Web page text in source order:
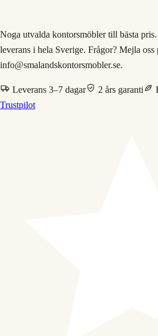
Noga utvalda kontorsmöbler till bästa
leverans i hela Sverige. Frågor? Mejla oss
info@smalandskontorsmobler.se.
Leverans 3–7 dagar 2 års garanti
Trustpilot